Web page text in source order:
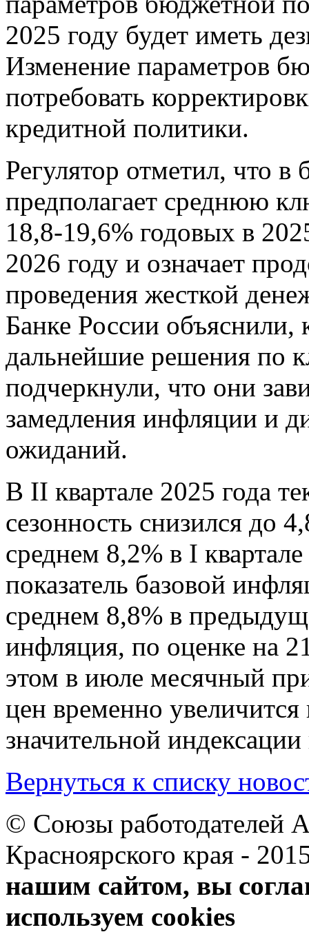
2025 году будет иметь
Изменение параметров
потребовать
кредитной политики.
Регулятор отметил, что в
предполагает среднюю
18,8-19,6% годовых в
2026 году и означает
проведения жесткой
Банке России объяснили,
дальнейшие решения по
подчеркнули, что они
замедления инфляции и
ожиданий.
В II квартале 2025 года
сезонность снизился до
среднем 8,2% в I
показатель базовой
среднем 8,8% в
инфляция, по оценке на
этом в июле месячный
цен временно
значительной
Вернуться к списку
© Союзы работодателей
Красноярского
нашим сайтом, вы
используем cookies